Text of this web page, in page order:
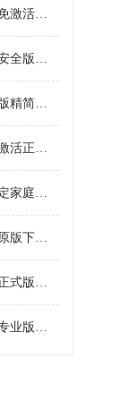
深度技术ghost win10 64位官方免激活版下载v2023.04
番茄花园ghost win10 32位稳定安全版本下载v2023.04
戴尔笔记本ghost win10 64位原版精简版下载v2023.04
深度极速ghost win10 64位永久激活正式版下载v2023.04
惠普笔记本ghost win10 64位稳定家庭版下载v2023.04
电脑公司ghost win10 32位稳定原版下载v2023.04
番茄花园ghost win10 64位官方正式版下载v2023.04
风林火山ghost win10 64位免费专业版下载v2023.04